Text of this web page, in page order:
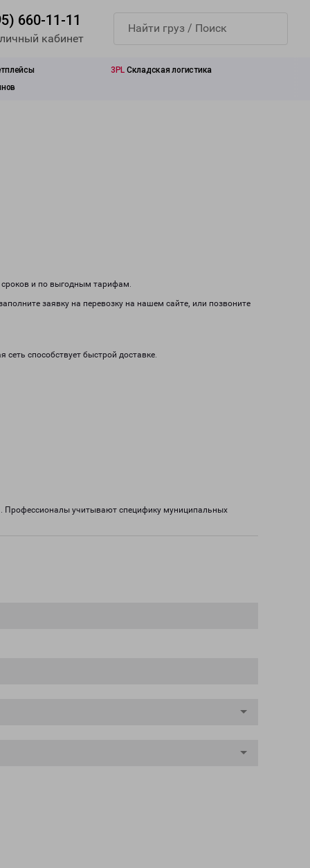
660-11-11
кабинет
3PL Складская логистика
сроков и по выгодным тарифам.
заявку на перевозку на нашем сайте, или позвоните
способствует быстрой доставке.
Профессионалы учитывают специфику муниципальных